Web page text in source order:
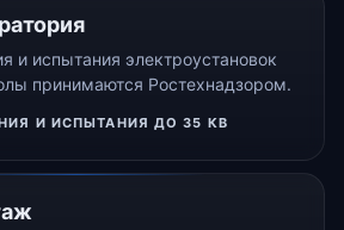
и испытания электроустановок
принимаются Ростехнадзором.
И ИСПЫТАНИЯ ДО 35 КВ